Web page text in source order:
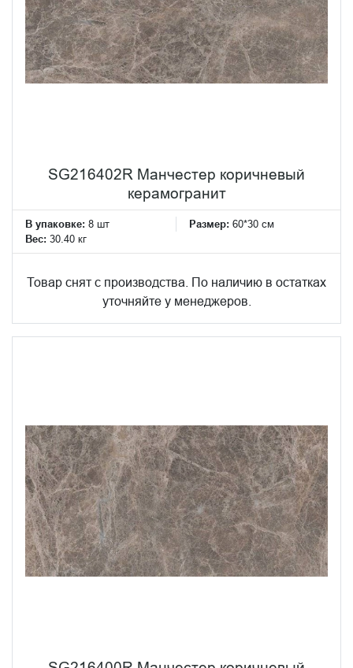
SG216402R Манчестер коричневый
керамогранит
В упаковке: 8 шт Размер: 60*30 см
Вес: 30.40 кг
Товар снят с производства. По наличию в остатках
уточняйте у менеджеров.